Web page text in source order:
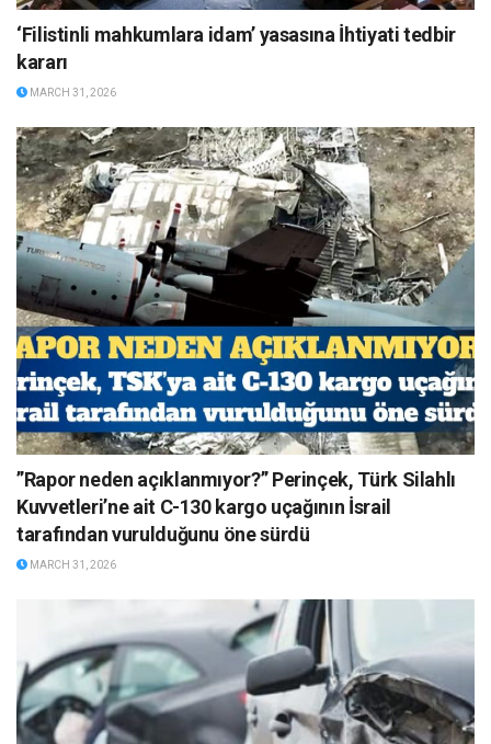
‘Filistinli mahkumlara idam’ yasasına İhtiyati tedbir
kararı
MARCH 31, 2026
”Rapor neden açıklanmıyor?” Perinçek, Türk Silahlı
Kuvvetleri’ne ait C-130 kargo uçağının İsrail
tarafından vurulduğunu öne sürdü
MARCH 31, 2026